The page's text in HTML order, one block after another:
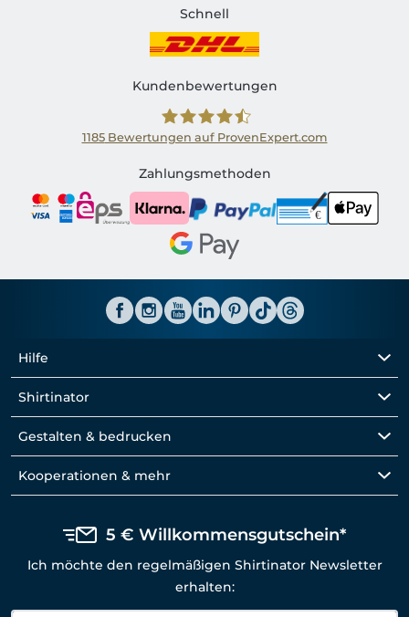
Schnell
Kundenbewertungen
Shirtinator AT
1185Bewertungen auf ProvenExpert.com
Zahlungsmethoden
Hilfe
Shirtinator
Gestalten & bedrucken
Kooperationen & mehr
5 € Willkommensgutschein*
Ich möchte den regelmäßigen Shirtinator Newsletter
erhalten: